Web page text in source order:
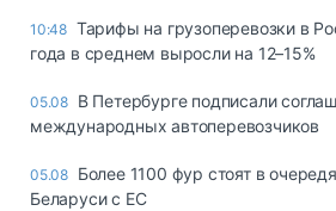
10:48 Тарифы на грузоперевозки в
года в среднем выросли на 12–15%
05.08 В Петербурге подписали
международных автоперевозчиков
05.08 Более 1100 фур стоят в
Беларуси с ЕС